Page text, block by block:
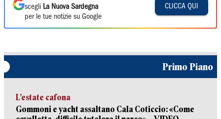
scegli La Nuova Sardegna
per le tue notizie su Google
CLICCA QUI
Primo Piano
L’estate cafona
Gommoni e yacht assaltano Cala Coticcio: «Come